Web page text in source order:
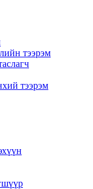
тээрэм
тээрэм